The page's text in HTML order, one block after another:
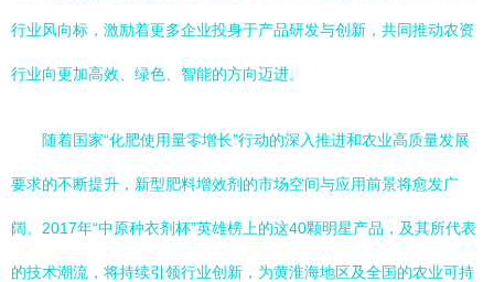
行业风向标，激励着更多企业投身于产品研发与创新，共同推动农资
行业向更加高效、绿色、智能的方向迈进。
随着国家“化肥使用量零增长”行动的深入推进和农业高质量发展
要求的不断提升，新型肥料增效剂的市场空间与应用前景将愈发广
阔。2017年“中原种衣剂杯”英雄榜上的这40颗明星产品，及其所代表
的技术潮流，将持续引领行业创新，为黄淮海地区及全国的农业可持